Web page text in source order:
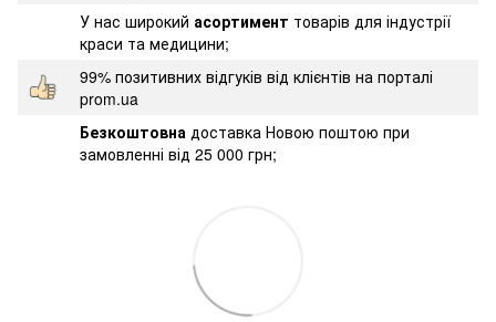
У нас широкий асортимент товарів для індустрії
краси та медицини;
99% позитивних відгуків від клієнтів на порталі
prom.ua
Безкоштовна доставка Новою поштою при
замовленні від 25 000 грн;